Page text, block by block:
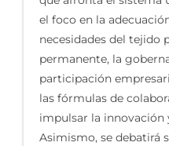
el foco en la
necesidades del tejido
permanente, la
participación
las fórmulas de
impulsar la innovación
Asimismo, se debatirá